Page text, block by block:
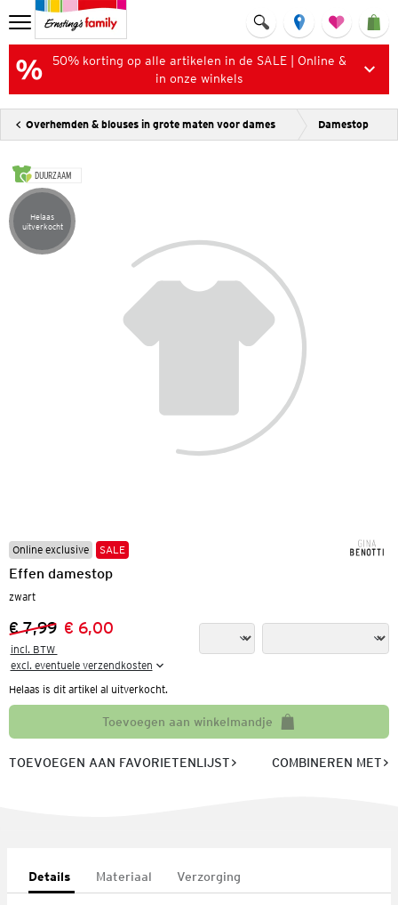
50% korting op alle artikelen in de SALE | Online &
in onze winkels
Overhemden & blouses in grote maten voor dames Damestop
DUURZAAM
Artikel helaas uitverkocht
Helaas
uitverkocht
Online exclusive SALE
Effen damestop
zwart
Vorige prijs:
€ 7,99
Nieuwe prijs:
€ 6,00
incl. BTW
excl. eventuele verzendkosten
Helaas is dit artikel al uitverkocht.
Toevoegen aan winkelmandje
TOEVOEGEN AAN FAVORIETENLIJST COMBINEREN MET
Details Materiaal Verzorging